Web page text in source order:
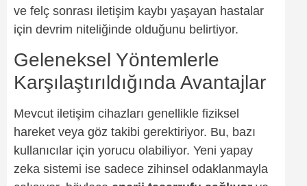
ve felç sonrası iletişim kaybı yaşayan hastalar
için devrim niteliğinde olduğunu belirtiyor.
Geleneksel Yöntemlerle
Karşılaştırıldığında Avantajlar
Mevcut iletişim cihazları genellikle fiziksel
hareket veya göz takibi gerektiriyor. Bu, bazı
kullanıcılar için yorucu olabiliyor. Yeni yapay
zeka sistemi ise sadece zihinsel odaklanmayla